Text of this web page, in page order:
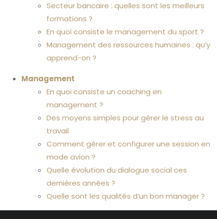
Secteur bancaire : quelles sont les meilleurs
formations ?
En quoi consiste le management du sport ?
Management des ressources humaines : qu’y
apprend-on ?
Management
En quoi consiste un coaching en
management ?
Des moyens simples pour gérer le stress au
travail
Comment gérer et configurer une session en
mode avion ?
Quelle évolution du dialogue social ces
dernières années ?
Quelle sont les qualités d’un bon manager ?